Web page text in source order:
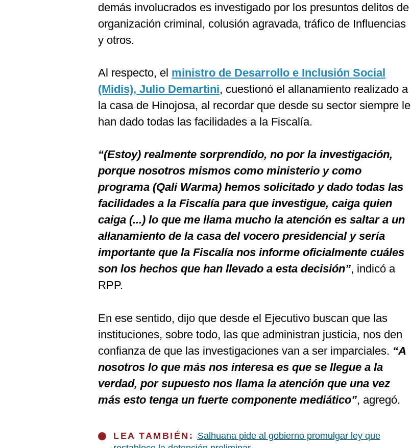
demás involucrados es investigado por los presuntos delitos de
organización criminal, colusión agravada, tráfico de Influencias
y otros.
Al respecto, el ministro de Desarrollo e Inclusión Social
(Midis), Julio Demartini, cuestionó el allanamiento realizado a
la casa de Hinojosa, al recordar que desde su sector siempre le
han dado todas las facilidades a la Fiscalía.
“(Estoy) realmente sorprendido, no por la investigación,
porque nosotros mismos como ministerio y como
programa (Qali Warma) hemos solicitado y dado todas las
facilidades a la Fiscalía para que investigue, caiga quien
caiga (...) lo que me llama mucho la atención es saltar a un
allanamiento de la casa del vocero presidencial y sería
importante que la Fiscalía nos informe oficialmente cuáles
son los hechos que han llevado a esta decisión”, indicó a
RPP.
En ese sentido, dijo que desde el Ejecutivo buscan que las
instituciones, sobre todo, las que administran justicia, nos den
confianza de que las investigaciones van a ser imparciales. “A
nosotros lo que más nos interesa es que se llegue a la
verdad, por supuesto nos llama la atención que una vez
más esto tenga un fuerte componente mediático”, agregó.
LEA TAMBIÉN: Salhuana pide al gobierno promulgar ley que